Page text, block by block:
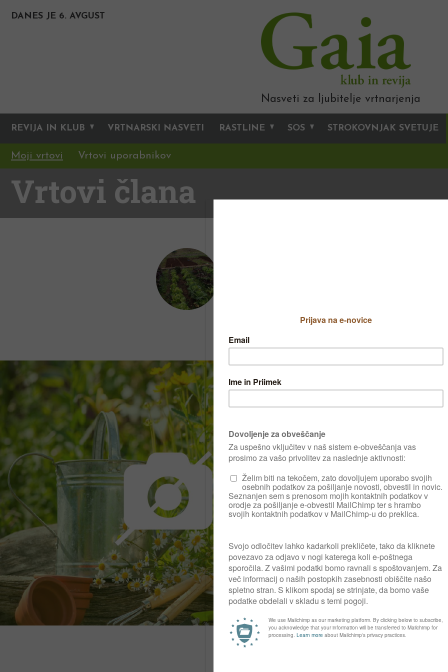
DANES JE 6. AVGUST
Nasveti za ljubitelje vrtnarjenja
REVIJA IN KLUB VRTNARSKI NASVETI RASTLINE SOS STROKOVNJAK SVETUJE
Moji vrtovi Vrtovi uporabnikov
Vrtovi člana
Solatnica
350 m2
UPORABNIK OD08. 02.